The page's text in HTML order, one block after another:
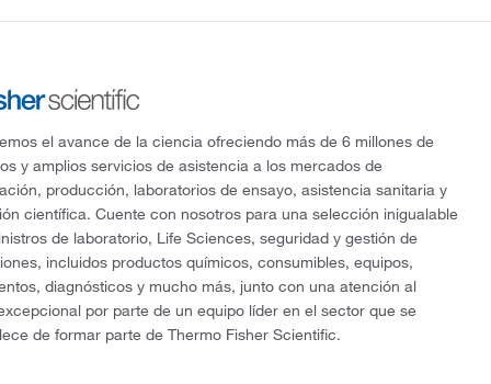
el avance de la ciencia ofreciendo más de 6 millones de
y amplios servicios de asistencia a los mercados de
producción, laboratorios de ensayo, asistencia sanitaria y
científica. Cuente con nosotros para una selección inigualable
de laboratorio, Life Sciences, seguridad y gestión de
incluidos productos químicos, consumibles, equipos,
diagnósticos y mucho más, junto con una atención al
por parte de un equipo líder en el sector que se
de formar parte de Thermo Fisher Scientific.